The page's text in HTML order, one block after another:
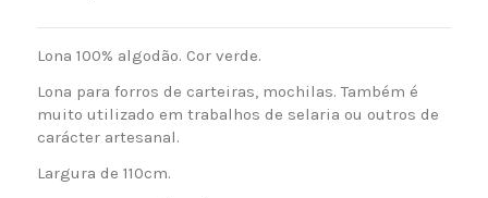
Lona 100% algodão. Cor verde.
Lona para forros de carteiras, mochilas. Também é
muito utilizado em trabalhos de selaria ou outros de
carácter artesanal.
Largura de 110cm.